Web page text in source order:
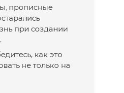
прописные
при создании
как это
не только на